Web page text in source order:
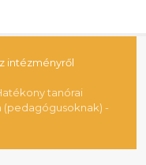
intézményről
tanórai
(pedagógusoknak) -